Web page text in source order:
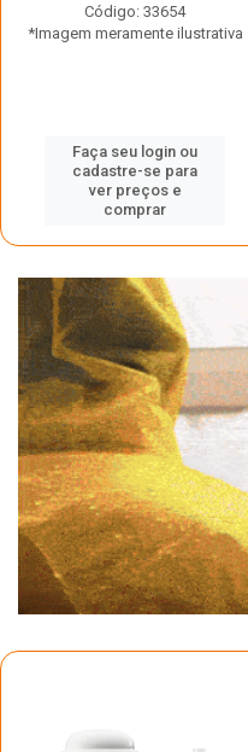
Código: 33654
*Imagem meramente ilustrativa
Faça seu login ou
cadastre-se para
ver preços e
comprar